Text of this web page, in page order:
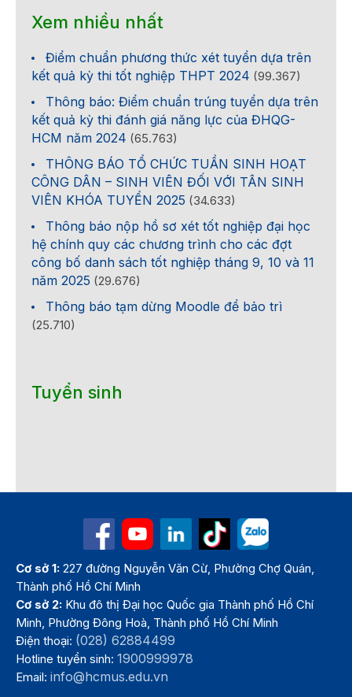
Xem nhiều nhất
Điểm chuẩn phương thức xét tuyển dựa trên
kết quả kỳ thi tốt nghiệp THPT 2024 (99.367)
Thông báo: Điểm chuẩn trúng tuyển dựa trên
kết quả kỳ thi đánh giá năng lực của ĐHQG-
HCM năm 2024 (65.763)
THÔNG BÁO TỔ CHỨC TUẦN SINH HOẠT
CÔNG DÂN – SINH VIÊN ĐỐI VỚI TÂN SINH
VIÊN KHÓA TUYỂN 2025 (34.633)
Thông báo nộp hồ sơ xét tốt nghiệp đại học
hệ chính quy các chương trình cho các đợt
công bố danh sách tốt nghiệp tháng 9, 10 và 11
năm 2025 (29.676)
Thông báo tạm dừng Moodle để bảo trì
(25.710)
Tuyển sinh
Cơ sở 1: 227 đường Nguyễn Văn Cừ, Phường Chợ Quán,
Thành phố Hồ Chí Minh
Cơ sở 2: Khu đô thị Đại học Quốc gia Thành phố Hồ Chí
Minh, Phường Đông Hoà, Thành phố Hồ Chí Minh
Điện thoại: (028) 62884499
Hotline tuyển sinh:1900999978
Email:info@hcmus.edu.vn